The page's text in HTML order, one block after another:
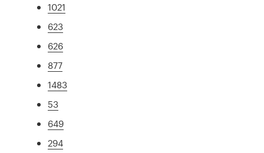
1021
623
626
877
1483
53
649
294